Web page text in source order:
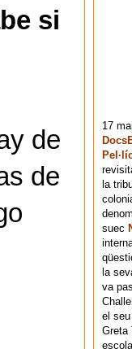
si
de
de
17
la
suec
la
va
el
Greta